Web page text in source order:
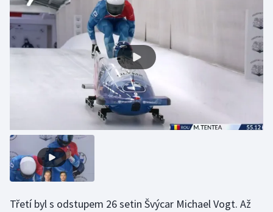
Lyže a snowboard
Moderní pětiboj
Parasport
Plavání
Plážový volejbal
Třetí byl s odstupem 26 setin Švýcar Michael Vogt. Až